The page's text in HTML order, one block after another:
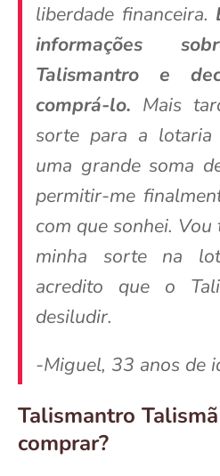
liberdade financeira.
informações
Talismantro e
comprá-lo. Mais
sorte para a
uma grande soma
permitir-me
com que sonhei.
minha sorte na
acredito que o
desiludir.
-Miguel, 33 anos de
Talismantro
comprar?